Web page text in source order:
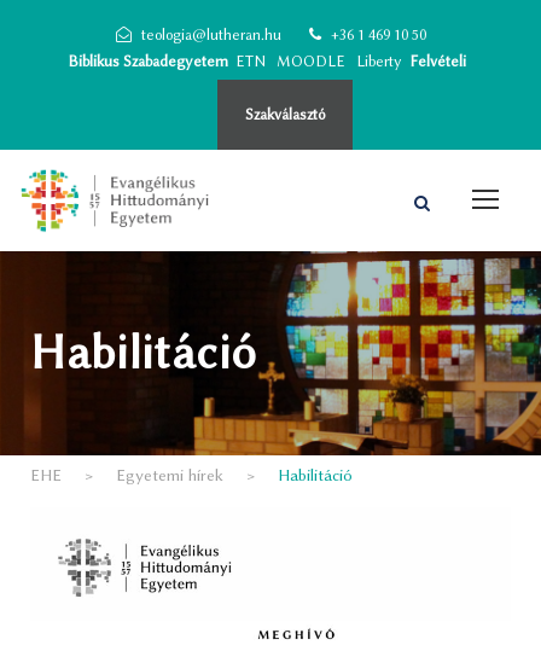
teologia@lutheran.hu
+36 1 469 10 50
Biblikus Szabadegyetem ETN MOODLE Liberty Felvételi
Szakválasztó
Habilitáció
EHE > Egyetemi hírek > Habilitáció